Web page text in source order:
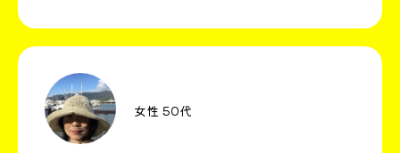
女性 50代